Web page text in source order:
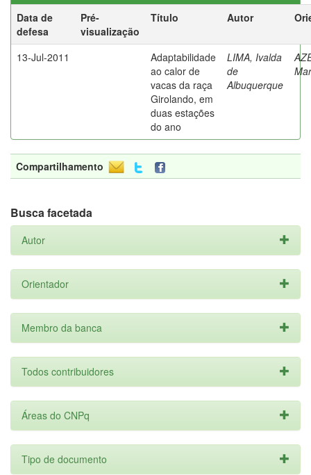
Data de
defesa
Pré-
visualização
Título Autor
13-Jul-2011
Adaptabilidade
ao calor de
vacas da raça
Girolando, em
duas estações
do ano
LIMA, Ivalda
de
Albuquerque
Compartilhamento
Busca facetada
Autor
Orientador
Membro da banca
Todos contribuidores
Áreas do CNPq
Tipo de documento